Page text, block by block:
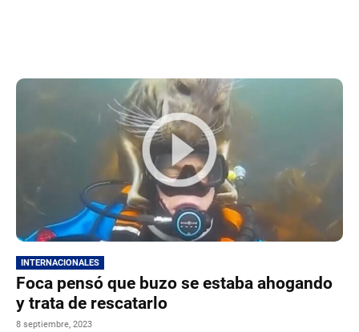
INTERNACIONALES
Foca pensó que buzo se estaba ahogando
y trata de rescatarlo
8 septiembre, 2023